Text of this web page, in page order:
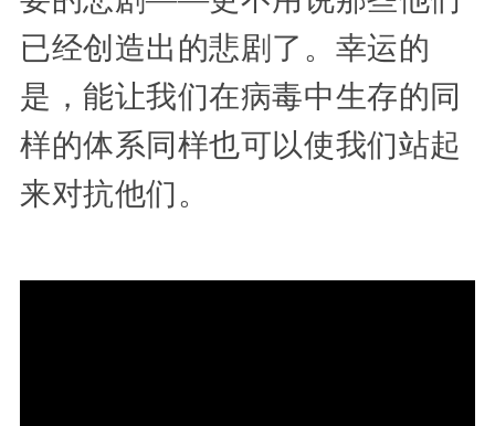
已经创造出的悲剧了。幸运的
是，能让我们在病毒中生存的同
样的体系同样也可以使我们站起
来对抗他们。